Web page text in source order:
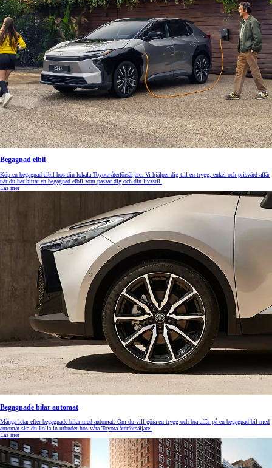
Begagnad elbil
Köp en begagnad elbil hos din lokala Toyota-återförsäljare. Vi hjälper dig till en trygg, enkel och prisvärd affär
när du har hittat en begagnad elbil som passar dig och din livsstil.
Läs mer
Begagnade bilar automat
Många letar efter begagnade bilar med automat. Om du vill göra en trygg och bra affär på en begagnad bil med
automat ska du kolla in utbudet hos våra Toyota-återförsäljare.
Läs mer